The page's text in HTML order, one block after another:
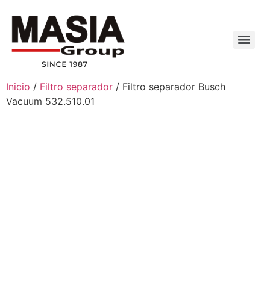
Inicio / Filtro separador / Filtro separador Busch
Vacuum 532.510.01